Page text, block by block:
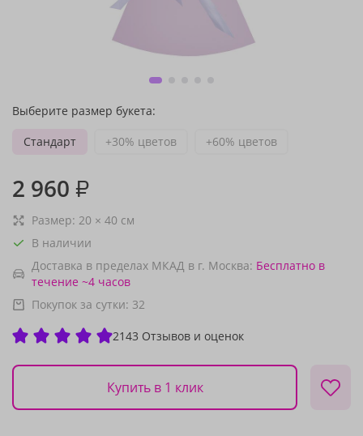
Выберите размер букета:
Стандарт
+30% цветов +60% цветов
2 960 ₽
Размер: 20 × 40 см
В наличии
Доставка в пределах МКАД в г. Москва: Бесплатно в
течение ~4 часов
Покупок за сутки: 32
2143 Отзывов и оценок
Купить в 1 клик